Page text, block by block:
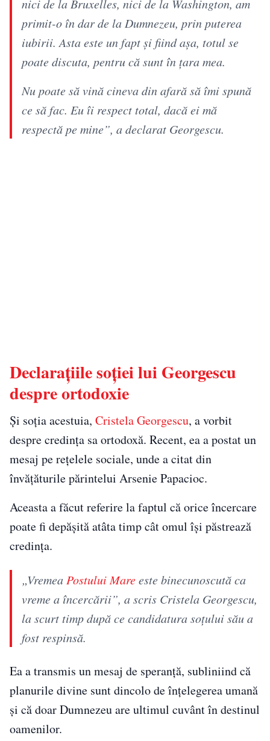
nici de la Bruxelles, nici de la Washington, am
primit-o în dar de la Dumnezeu, prin puterea
iubirii. Asta este un fapt și fiind așa, totul se
poate discuta, pentru că sunt în țara mea.
Nu poate să vină cineva din afară să îmi spună
ce să fac. Eu îi respect total, dacă ei mă
respectă pe mine”, a declarat Georgescu.
Declarațiile soției lui Georgescu
despre ortodoxie
Și soția acestuia, Cristela Georgescu, a vorbit
despre credința sa ortodoxă. Recent, ea a postat un
mesaj pe rețelele sociale, unde a citat din
învățăturile părintelui Arsenie Papacioc.
Aceasta a făcut referire la faptul că orice încercare
poate fi depășită atâta timp cât omul își păstrează
credința.
„VremeaPostului Mareeste binecunoscută ca
vreme a încercării”, a scris Cristela Georgescu,
la scurt timp după ce candidatura soțului său a
fost respinsă.
Ea a transmis un mesaj de speranță, subliniind că
planurile divine sunt dincolo de înțelegerea umană
și că doar Dumnezeu are ultimul cuvânt în destinul
oamenilor.